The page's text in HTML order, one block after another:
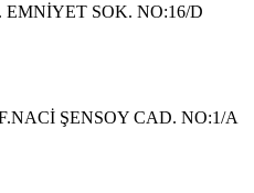
SOK. NO:16/D
ŞENSOY CAD. NO:1/A